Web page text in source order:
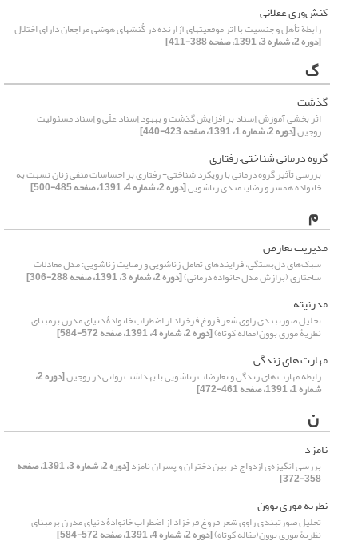
کنش‌وری عقلانی
رابطة تأهل و جنسیت با اثر موقعیتهای آزارنده در کُنشهای هوشی مراجعان دارای اختلال
[دوره 2، شماره 3، 1391، صفحه 388-411]
گ
گذشت
اثر بخشی آموزش اِسناد بر افزایش گذشت و بهبود اِسناد علّی و اِسناد مسئولیت
زوجین[دوره 2، شماره 1، 1391، صفحه 423-440]
گروه درمانی شناختی– رفتاری
بررسی تأثیر گروه درمانی با رویکرد شناختی- رفتاری بر احساسات منفی زنان نسبت به
خانواده همسر و رضایتمندی زناشویی[دوره 2، شماره 4، 1391، صفحه 485-500]
م
مدیریت تعارض
سبک‌های دل‌بستگی، فرایندهای تعامل زناشویی و رضایت زناشویی: مدل معادلات
ساختاری (برازش مدل خانواده درمانی)[دوره 2، شماره 3، 1391، صفحه 288-306]
مدرنیته
تحلیل صورتبندی راوی شعر فروغ فرخزاد از اضطراب خانوادۀ دنیای مدرن برمبنای
نظریۀ موری بوون(مقاله کوتاه)[دوره 2، شماره 4، 1391، صفحه 572-584]
مهارت های زندگی
رابطه مهارت های زندگی و تعارضات زناشویی با بهداشت روانی در زوجین [دوره 2،
شماره 1، 1391، صفحه 461-472]
ن
نامزد
بررسی انگیزه‌ی ازدواج در بین دختران و پسران نامزد [دوره 2، شماره 3، 1391، صفحه
358-372]
نظریه موری بوون
تحلیل صورتبندی راوی شعر فروغ فرخزاد از اضطراب خانوادۀ دنیای مدرن برمبنای
نظریۀ موری بوون(مقاله کوتاه)[دوره 2، شماره 4، 1391، صفحه 572-584]